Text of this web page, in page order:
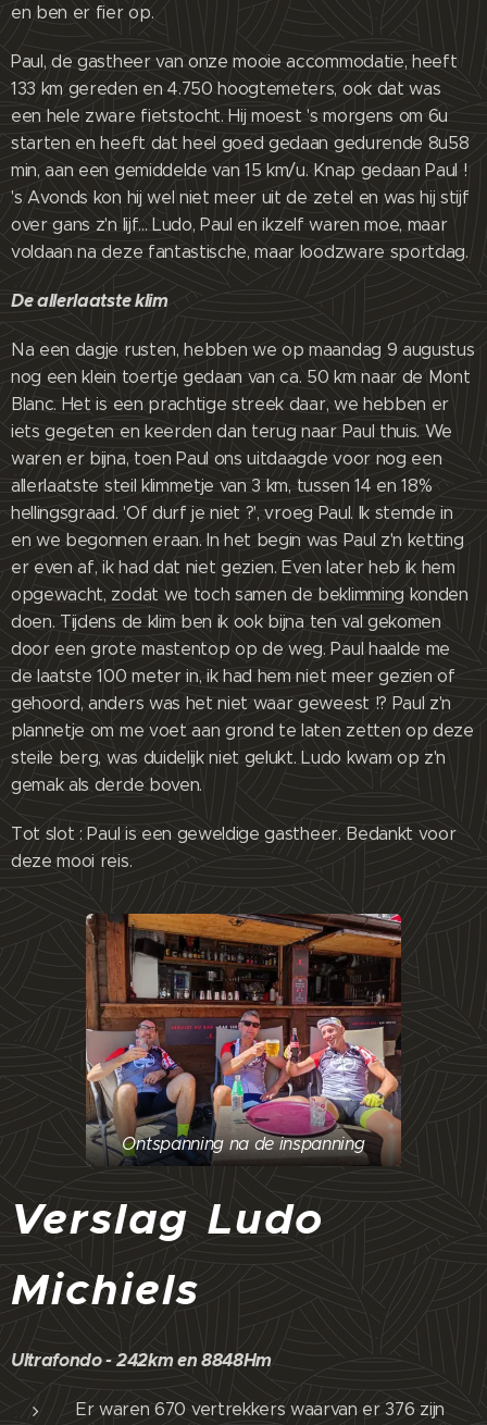
en ben er fier op.
Paul, de gastheer van onze mooie accommodatie, heeft
133 km gereden en 4.750 hoogtemeters, ook dat was
een hele zware fietstocht. Hij moest 's morgens om 6u
starten en heeft dat heel goed gedaan gedurende 8u58
min, aan een gemiddelde van 15 km/u. Knap gedaan Paul !
's Avonds kon hij wel niet meer uit de zetel en was hij stijf
over gans z'n lijf... Ludo, Paul en ikzelf waren moe, maar
voldaan na deze fantastische, maar loodzware sportdag.
De allerlaatste klim
Na een dagje rusten, hebben we op maandag 9 augustus
nog een klein toertje gedaan van ca. 50 km naar de Mont
Blanc. Het is een prachtige streek daar, we hebben er
iets gegeten en keerden dan terug naar Paul thuis. We
waren er bijna, toen Paul ons uitdaagde voor nog een
allerlaatste steil klimmetje van 3 km, tussen 14 en 18%
hellingsgraad. 'Of durf je niet ?', vroeg Paul. Ik stemde in
en we begonnen eraan. In het begin was Paul z'n ketting
er even af, ik had dat niet gezien. Even later heb ik hem
opgewacht, zodat we toch samen de beklimming konden
doen. Tijdens de klim ben ik ook bijna ten val gekomen
door een grote mastentop op de weg. Paul haalde me
de laatste 100 meter in, ik had hem niet meer gezien of
gehoord, anders was het niet waar geweest !? Paul z'n
plannetje om me voet aan grond te laten zetten op deze
steile berg, was duidelijk niet gelukt. Ludo kwam op z'n
gemak als derde boven.
Tot slot : Paul is een geweldige gastheer. Bedankt voor
deze mooi reis.
Ontspanning na de inspanning
Verslag Ludo
Michiels
Ultrafondo - 242km en 8848Hm
Er waren 670 vertrekkers waarvan er 376 zijn